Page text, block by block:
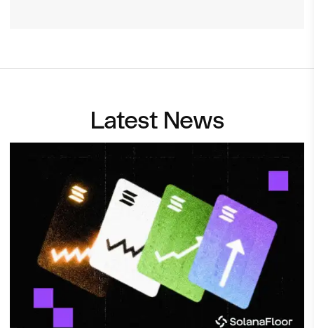
Latest News